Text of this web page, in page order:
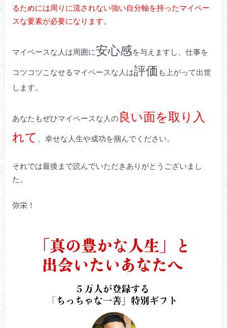
るためには周りに流されない強い自分軸を持ったマイペー
スな要素が必要になります。
マイペースな人は周囲に安心感を与えますし、仕事を
コツコツこなせるマイペースな人は評価 も上がって出世
します。
あなたもぜひマイペースな人の良い面を取り入
れて
、幸せな人生や成功を掴んでください。
それでは最後まで読んでいただきありがとうございまし
た。
弥栄！